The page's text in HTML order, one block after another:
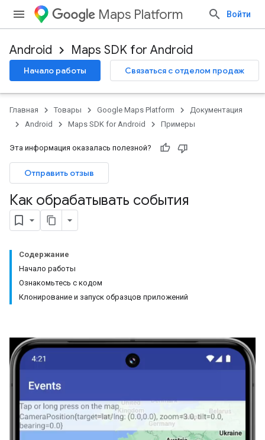
Maps Platform Войти
Android Maps SDK for Android
Начало работы Связаться с отделом продаж
Главная Товары Google Maps Platform
Документация
Android
Maps SDK for Android Примеры
Эта информация оказалась полезной?
Отправить отзыв
Как обрабатывать события
Содержание
Начало работы
Ознакомьтесь с кодом
Клонирование и запуск образцов приложений